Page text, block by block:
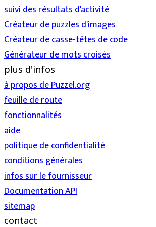
suivi des résultats d'activité
Créateur de puzzles d'images
Créateur de casse-têtes de code
Générateur de mots croisés
plus d'infos
à propos de Puzzel.org
feuille de route
fonctionnalités
aide
politique de confidentialité
conditions générales
infos sur le fournisseur
Documentation API
sitemap
contact